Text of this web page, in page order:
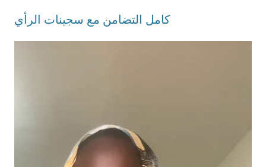
كامل التضامن مع سجينات الرأي